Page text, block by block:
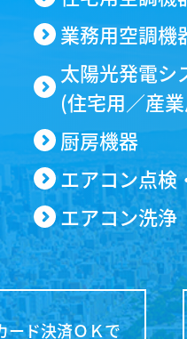
三
事業内容
住宅用空調機
業務用空調機
太陽光発電シ
(住宅用／産
厨房機器